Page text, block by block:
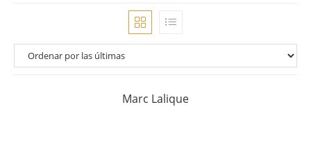
Marc Lalique